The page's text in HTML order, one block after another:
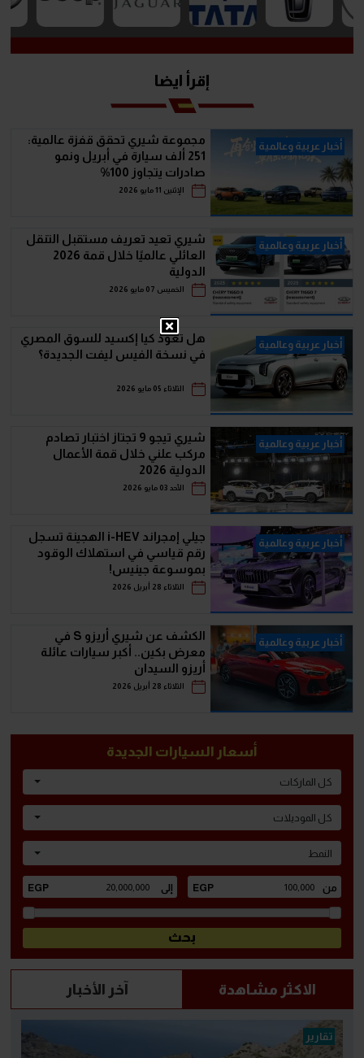
إقرأ ايضا
أخبار عربية وعالمية
مجموعة شيري تحقق قفزة عالمية:
251 ألف سيارة في أبريل ونمو
صادرات يتجاوز 100%
الإثنين 11 مايو 2026
أخبار عربية وعالمية
شيري تعيد تعريف مستقبل التنقل
العائلي عالميًا خلال قمة 2026
الدولية
الخميس 07 مايو 2026
أخبار عربية وعالمية
هل تعود كيا إكسيد للسوق المصري
في نسخة الفيس ليفت الجديدة؟
الثلاثاء 05 مايو 2026
أخبار عربية وعالمية
شيري تيجو 9 تجتاز اختبار تصادم
مركب علني خلال قمة الأعمال
الدولية 2026
الأحد 03 مايو 2026
أخبار عربية وعالمية
جيلي إمجراند i-HEV الهجينة تسجل
رقم قياسي في استهلاك الوقود
بموسوعة جينيس!
الثلاثاء 28 أبريل 2026
أخبار عربية وعالمية
الكشف عن شيري أريزو S في
معرض بكين.. أكبر سيارات عائلة
أريزو السيدان
الثلاثاء 28 أبريل 2026
أسعار السيارات الجديدة
كل الماركات
كل الموديلات
النمط
الاكثر مشاهدة آخر الأخبار
تقارير